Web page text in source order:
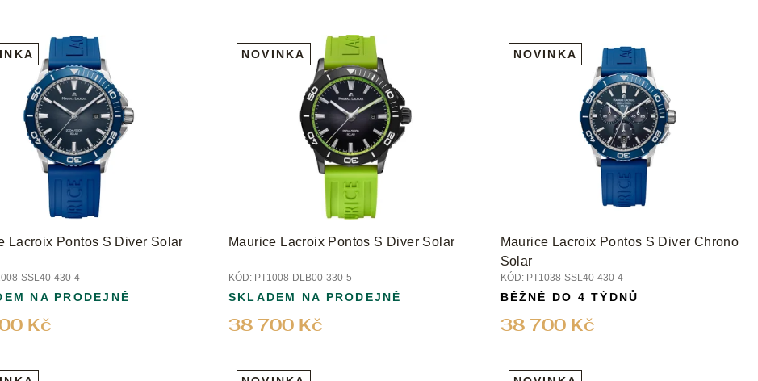
d
Lacroix Pontos S Diver Solar
SSL40-430-4
Kč
NA PRODEJNĚ
NOVINKA
Maurice Lacroix Pontos S Diver Solar
KÓD: PT1008-DLB00-330-5
38 700 Kč
SKLADEM NA PRODEJNĚ
NOVINKA
Maurice Lacroix Pontos S Diver Chrono
Solar
KÓD: PT1038-SSL40-430-4
38 700 Kč
BĚŽNĚ DO 4 TÝDNŮ